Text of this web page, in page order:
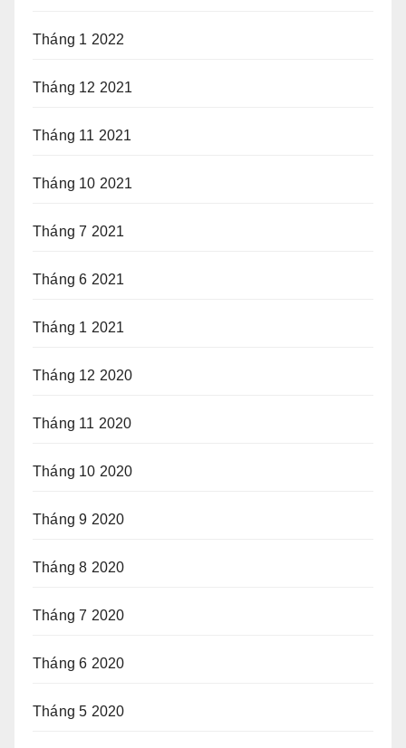
Tháng 1 2022
Tháng 12 2021
Tháng 11 2021
Tháng 10 2021
Tháng 7 2021
Tháng 6 2021
Tháng 1 2021
Tháng 12 2020
Tháng 11 2020
Tháng 10 2020
Tháng 9 2020
Tháng 8 2020
Tháng 7 2020
Tháng 6 2020
Tháng 5 2020